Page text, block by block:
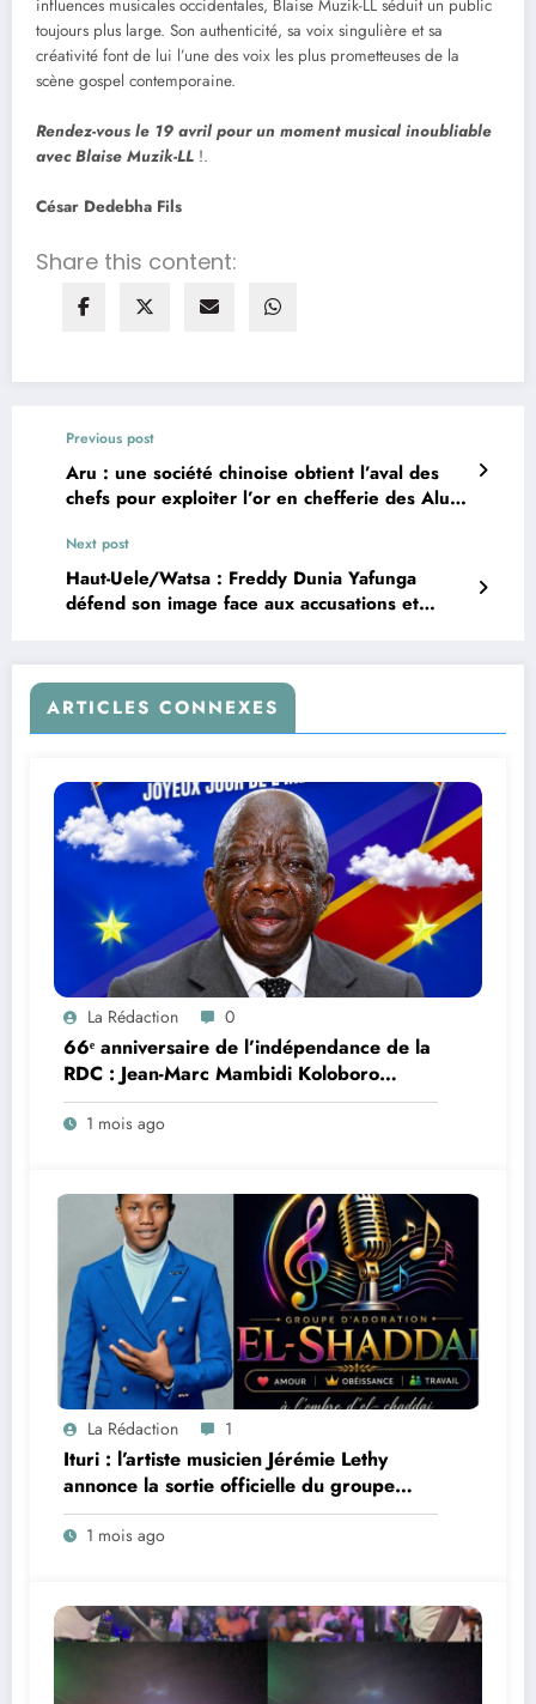
influences musicales occidentales, Blaise Muzik-LL séduit un public
toujours plus large. Son authenticité, sa voix singulière et sa
créativité font de lui l’une des voix les plus prometteuses de la
scène gospel contemporaine.
Rendez-vous le 19 avril pour un moment musical inoubliable
avec Blaise Muzik-LL !.
César Dedebha Fils
Share this content:
Previous post
Aru : une société chinoise obtient l’aval des
chefs pour exploiter l’or en chefferie des Aluru
Next post
Haut-Uele/Watsa : Freddy Dunia Yafunga
défend son image face aux accusations et
ARTICLES CONNEXES
La Rédaction 0
66ᵉ anniversaire de l’indépendance de la
RDC : Jean-Marc Mambidi Koloboro
appelle au patriotisme, à la vigilance et au
soutien des Léopards
1 mois ago
La Rédaction 1
Ituri : l’artiste musicien Jérémie Lethy
annonce la sortie officielle du groupe
d’adoration EL Shaddaï à Ariwara
1 mois ago